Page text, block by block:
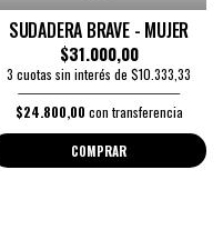
SUDADERA BRAVE - MUJER
$31.000,00
3 cuotas sin interés de $10.333,33
$24.800,00 con transferencia
COMPRAR